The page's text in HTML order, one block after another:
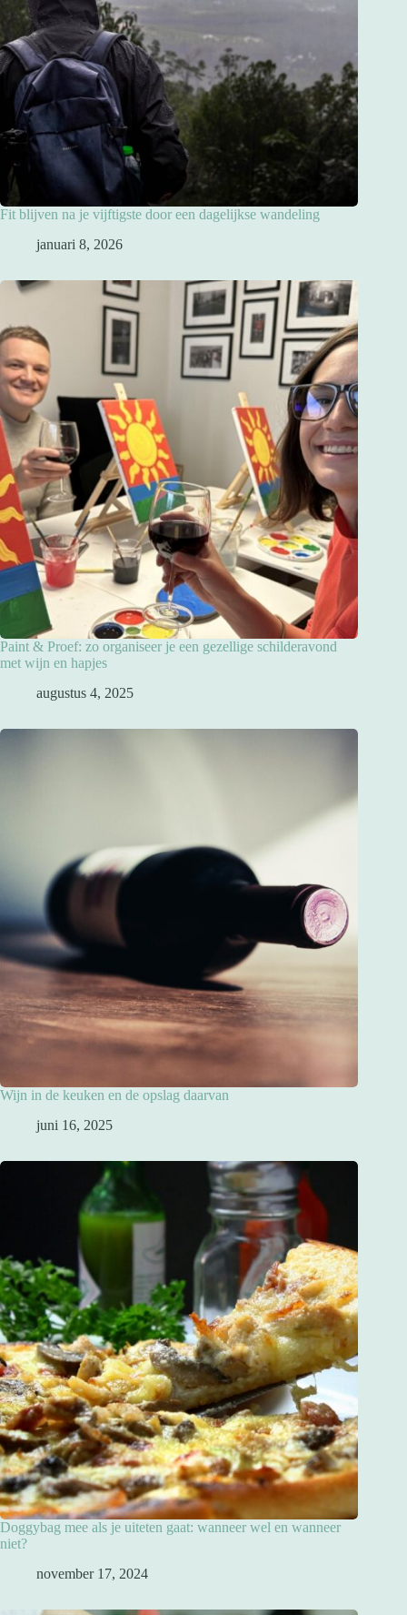
Fit blijven na je vijftigste door een dagelijkse wandeling
januari 8, 2026
Paint & Proef: zo organiseer je een gezellige schilderavond
met wijn en hapjes
augustus 4, 2025
Wijn in de keuken en de opslag daarvan
juni 16, 2025
Doggybag mee als je uiteten gaat: wanneer wel en wanneer
niet?
november 17, 2024